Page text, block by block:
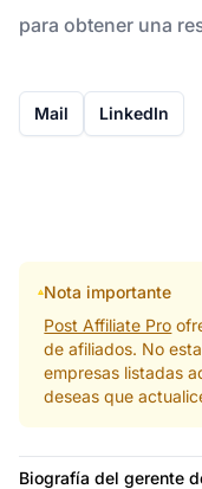
para obtener una
Mail LinkedIn
Nota importante
Post Affiliate Pro
de afiliados. No
empresas listadas
deseas que
Biografía del gerente